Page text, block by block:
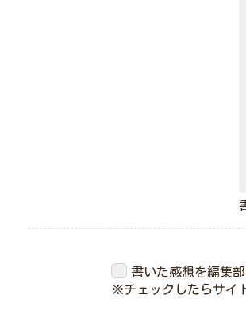
書いた感想を編集
※チェックしたらサイ